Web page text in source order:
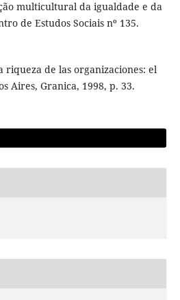
multicultural da igualdade e da
de Estudos Sociais nº 135.
riqueza de las organizaciones: el
Aires, Granica, 1998, p. 33.